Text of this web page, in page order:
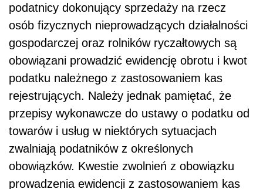
podatnicy dokonujący sprzedaży na rzecz
osób fizycznych nieprowadzących działalności
gospodarczej oraz rolników ryczałtowych są
obowiązani prowadzić ewidencję obrotu i kwot
podatku należnego z zastosowaniem kas
rejestrujących. Należy jednak pamiętać, że
przepisy wykonawcze do ustawy o podatku od
towarów i usług w niektórych sytuacjach
zwalniają podatników z określonych
obowiązków. Kwestie zwolnień z obowiązku
prowadzenia ewidencji z zastosowaniem kas